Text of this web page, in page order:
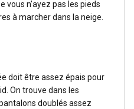
vous n’ayez pas les pieds
à marcher dans la neige.
doit être assez épais pour
On trouve dans les
doublés assez